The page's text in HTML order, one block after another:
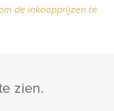
de inkoopprijzen te
zien.